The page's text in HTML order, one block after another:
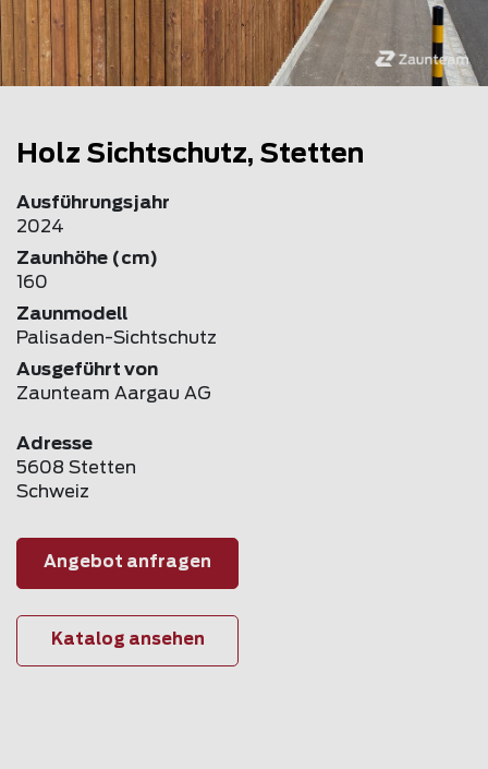
Holz Sichtschutz, Stetten
Ausführungsjahr
2024
Zaunhöhe (cm)
160
Zaunmodell
Palisaden-Sichtschutz
Ausgeführt von
Zaunteam Aargau AG
Adresse
5608 Stetten
Schweiz
Angebot anfragen
Katalog ansehen